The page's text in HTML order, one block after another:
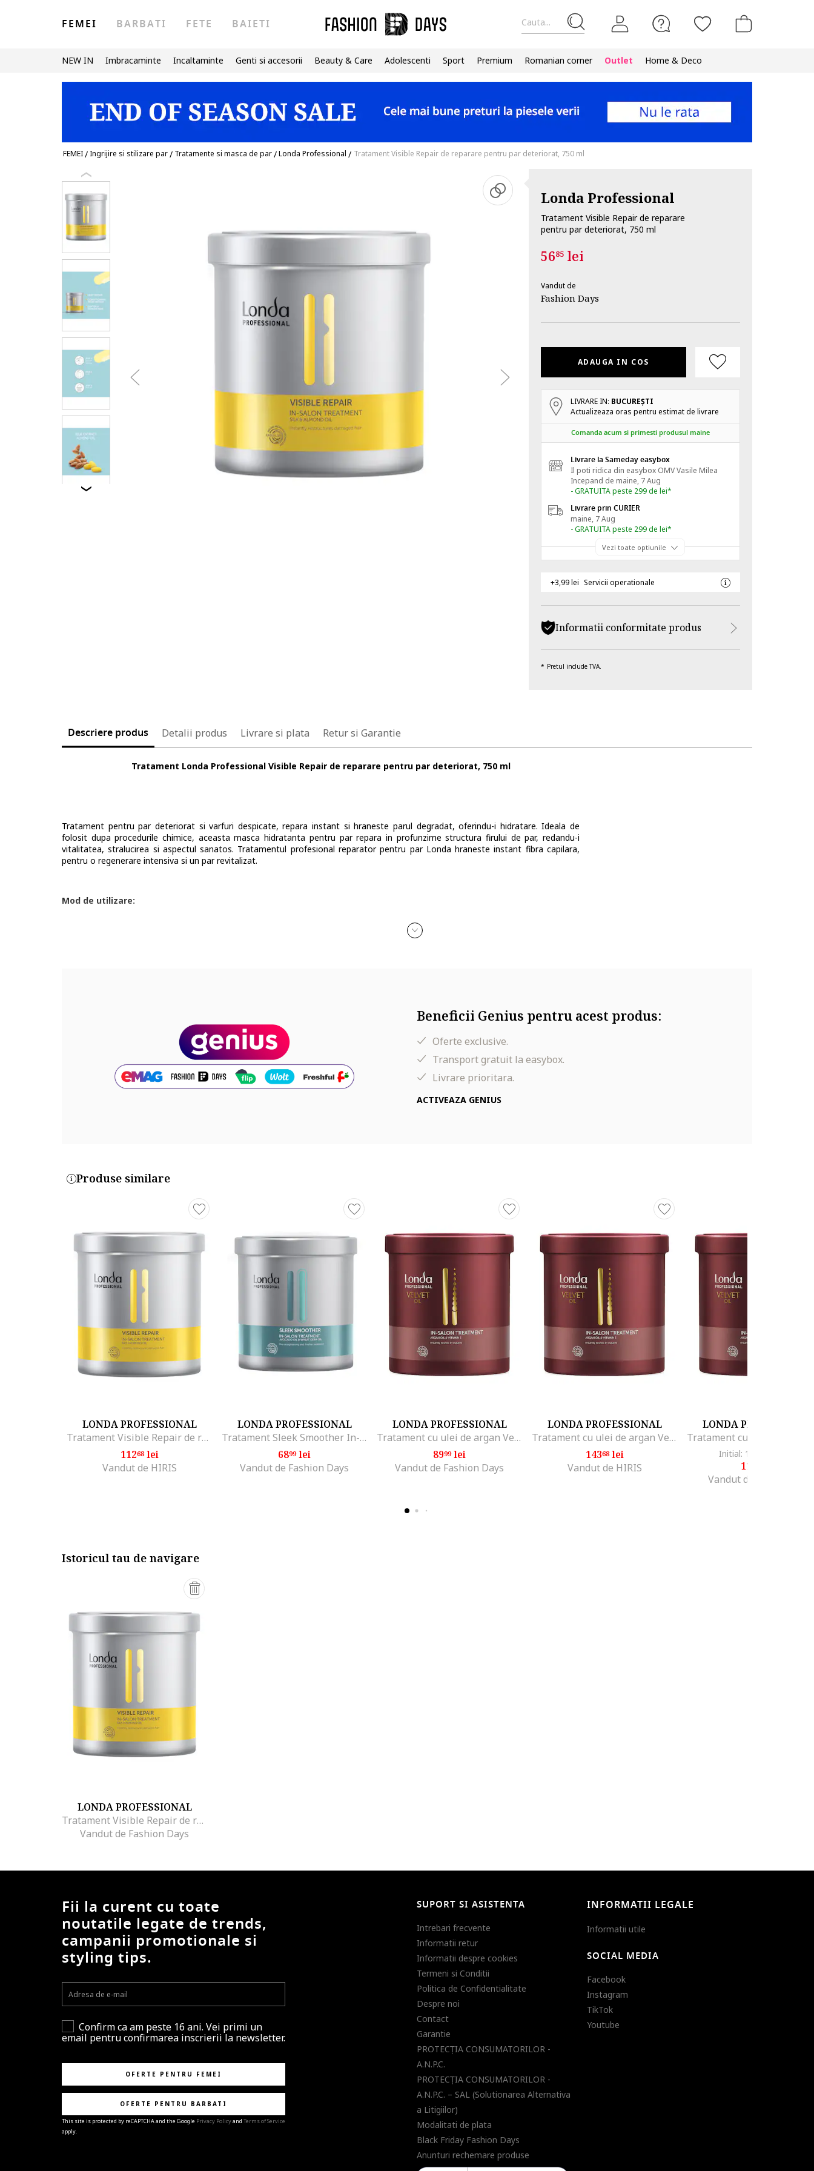
Cauta...
FEMEI BARBATI FETE BAIETI
NEW IN Imbracaminte Incaltaminte Genti si accesorii Beauty & Care Adolescenti Sport Premium Romanian corner Outlet Home & Deco
FEMEI/Ingrijire si stilizare par/ Tratamente si masca de par/Londa Professional / Tratament Visible Repair de reparare pentru par deteriorat, 750 ml
Londa Professional
Tratament Visible Repair de reparare
pentru par deteriorat, 750 ml
5685lei
Vandut de
Fashion Days
ADAUGA IN COS
LIVRARE IN: BUCUREŞTI
Actualizeaza oras pentru estimat de livrare
Comanda acum si primesti produsul maine
Livrare la Sameday easybox
Il poti ridica din easybox OMV Vasile Milea
Incepand de maine, 7 Aug
- GRATUITA peste 299 de lei*
Livrare prin CURIER
maine, 7 Aug
- GRATUITA peste 299 de lei*
Vezi toate optiunile
+3,99 lei Servicii operationale
Informatii conformitate produs
Pretul include TVA.
Descriere produs Detalii produs Livrare si plata Retur si Garantie
Tratament Londa Professional Visible Repair de reparare pentru par deteriorat, 750 ml
Tratament pentru par deteriorat si varfuri despicate, repara instant si hraneste parul degradat, oferindu-i hidratare. Ideala de
folosit dupa procedurile chimice, aceasta masca hidratanta pentru par repara in profunzime structura firului de par, redandu-i
vitalitatea, stralucirea si aspectul sanatos. Tratamentul profesional reparator pentru par Londa hraneste instant fibra capilara,
pentru o regenerare intensiva si un par revitalizat.
Mod de utilizare:
Se aplica dupa samponare, pe parul umed sters cu prosopul, se lasa sa actioneze 5-10 minute si apoi se clateste bine.
Silk, BHT, Propylene Glycol, Astragalus Gummifer Gum, Potassium Sorbate, Sodium Benzoate.Beneficii Genius pentru acest produs:
Oferte exclusive.
Transport gratuit la easybox.
Livrare prioritara.
ACTIVEAZA GENIUS
Produse similare
LONDA PROFESSIONAL
Tratament Visible Repair de reparare pentru par deteriorat, 750 ml
11268lei
Vandut de HIRIS
LONDA PROFESSIONAL
Tratament Sleek Smoother In-Salon Treatment pentru par neted si matasos, 750 ml
6899lei
Vandut de Fashion Days
LONDA PROFESSIONAL
Tratament cu ulei de argan Velvet Oil, 750 ml
8999lei
Vandut de Fashion Days
LONDA PROFESSIONAL
Tratament cu ulei de argan Velvet Oil, 750 ml
14368lei
Vandut de HIRIS
LONDA
Initial: 158
117
Vandut de Bold Beauty
Istoricul tau de navigare
LONDA PROFESSIONAL
Tratament Visible Repair de reparare pentru par deteriorat, 750 ml
Vandut de Fashion Days
Fii la curent cu toate
noutatile legate de trends,
campanii promotionale si
styling tips.
Confirm ca am peste 16 ani. Vei primi un
email pentru confirmarea inscrierii la newsletter.
OFERTE PENTRU FEMEI
OFERTE PENTRU BARBATI
This site is protected by reCAPTCHA and the Google Privacy Policyand Terms of Service
apply.
SUPORT SI ASISTENTA
Intrebari frecvente
Informatii retur
Informatii despre cookies
Termeni si Conditii
Politica de Confidentialitate
Despre noi
Contact
Garantie
PROTECŢIA CONSUMATORILOR -
A.N.P.C.
PROTECŢIA CONSUMATORILOR -
A.N.P.C. – SAL (Solutionarea Alternativa
a Litigiilor)
Modalitati de plata
Black Friday Fashion Days
Anunturi rechemare produse
INFORMATII LEGALE
Informatii utile
SOCIAL MEDIA
Facebook
Instagram
TikTok
Youtube